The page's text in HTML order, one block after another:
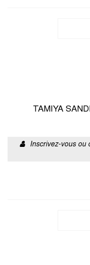
TAMIYA
Inscrivez-vous ou